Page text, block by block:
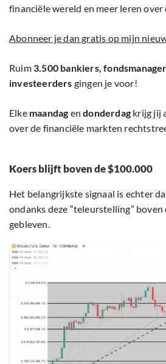
financiële wereld en meer leren over
Abonneer je dan gratis op mijn
Ruim 3.500 bankiers,
investeerders gingen je voor!
Elke maandag endonderdag krijg jij
over de financiële markten
Koers blijft boven de $100.000
Het belangrijkste signaal is echter
ondanks deze “teleurstelling”
gebleven.